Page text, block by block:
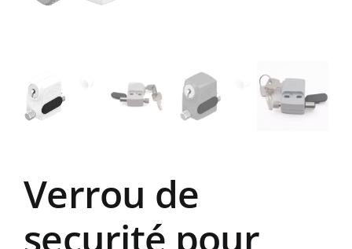
Verrou de
securité pour